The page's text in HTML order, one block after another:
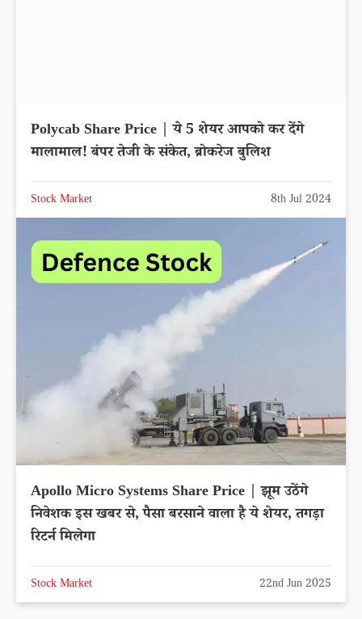
Polycab Share Price | ये 5 शेयर आपको कर देंगे
मालामाल! बंपर तेजी के संकेत, ब्रोकरेज बुलिश
Stock Market 8th Jul 2024
Apollo Micro Systems Share Price | झूम उठेंगे
निवेशक इस खबर से, पैसा बरसाने वाला है ये शेयर, तगड़ा
रिटर्न मिलेगा
Stock Market 22nd Jun 2025